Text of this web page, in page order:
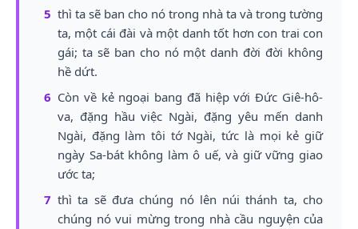
5 thì ta sẽ ban cho nó trong nhà ta và trong tường
ta, một cái đài và một danh tốt hơn con trai con
gái; ta sẽ ban cho nó một danh đời đời không
hề dứt.
6 Còn về kẻ ngoại bang đã hiệp với Đức Giê-hô-
va, đặng hầu việc Ngài, đặng yêu mến danh
Ngài, đặng làm tôi tớ Ngài, tức là mọi kẻ giữ
ngày Sa-bát không làm ô uế, và giữ vững giao
ước ta;
7 thì ta sẽ đưa chúng nó lên núi thánh ta, cho
chúng nó vui mừng trong nhà cầu nguyện của